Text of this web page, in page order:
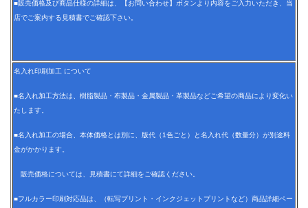
■販売価格及び商品仕様の詳細は、【お問い合わせ】ボタンより内容をご入力いただき、当
店でご案内する見積書でご確認下さい。
名入れ印刷加工 について
■名入れ加工方法は、樹脂製品・布製品・金属製品・革製品などご希望の商品により変化い
たします。
■名入れ加工の場合、本体価格とは別に、版代（1色ごと）と名入れ代（数量分）が別途料
金がかかります。
販売価格については、見積書にて詳細をご確認ください。
■フルカラー印刷対応品は、（転写プリント・インクジェットプリントなど）商品詳細ペー